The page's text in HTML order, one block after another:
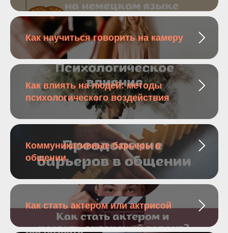
Как научиться говорить на камеру
Как влиять на людей: методы
психологического воздействия
Коммуникативные барьеры в
общении
Как стать актером или актрисой